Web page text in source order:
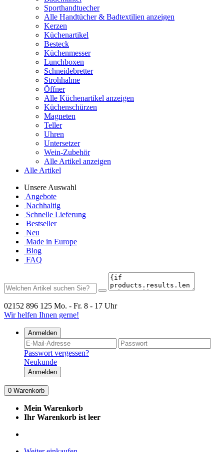
Sporthandtuecher
Alle Handtücher & Badtextilien anzeigen
Kerzen
Küchenartikel
Besteck
Küchenmesser
Lunchboxen
Schneidebretter
Strohhalme
Öffner
Alle Küchenartikel anzeigen
Küchenschürzen
Magneten
Teller
Uhren
Untersetzer
Wein-Zubehör
Alle Artikel anzeigen
Alle Artikel
Unsere Auswahl
Angebote
Nachhaltig
Schnelle Lieferung
Bestseller
Neu
Made in Europe
Blog
FAQ
02152 896 125 Mo. - Fr. 8 - 17 Uhr
Wir helfen Ihnen gerne!
Anmelden
Passwort vergessen?
Neukunde
Anmelden
0 Warenkorb
Mein Warenkorb
Ihr Warenkorb ist leer